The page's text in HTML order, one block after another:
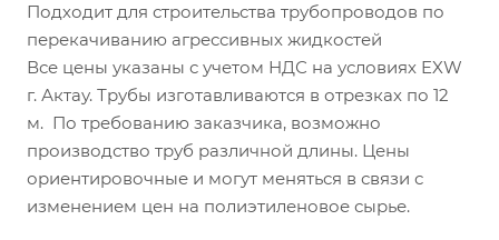
Подходит для строительства трубопроводов по
перекачиванию агрессивных жидкостей
Все цены указаны с учетом НДС на условиях EXW
г. Актау. Трубы изготавливаются в отрезках по 12
м. По требованию заказчика, возможно
производство труб различной длины. Цены
ориентировочные и могут меняться в связи с
изменением цен на полиэтиленовое сырье.